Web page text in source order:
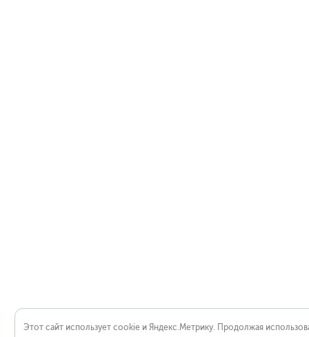
Этот сайт использует cookie и Яндекс.Метрику. Продолжая